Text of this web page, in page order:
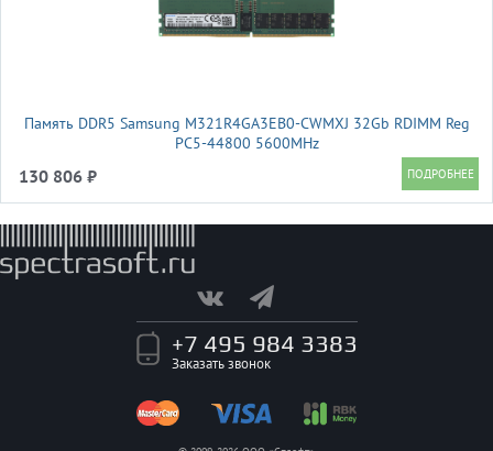
Память DDR5 Samsung M321R4GA3EB0-CWMXJ 32Gb RDIMM Reg
PC5-44800 5600MHz
130 806 ₽
+7 495 984 3383
Заказать звонок